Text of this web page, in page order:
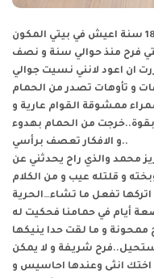
انا شاب من سوريا عمري 18 سنة اعيش في بيتي المكون
فرح منذ حوالي سنة و نصف
ان اعود لانني نسيت جوالي
و تأوهات تصدر من الحمام
ممشوقة القوام عارية و
من الحمام بهدوء
و الافكار تعصف برأسي..
محمد والذي راح يحدثني عن
و قلتله عيب و من الكلام
اتركها تفعل ما تشاء…الحرية
أيام في حمامنا فحكيت له
و ما لقت حدا ينيكها
شريفة و لا يمكن
انثى وعندها احاسيس و